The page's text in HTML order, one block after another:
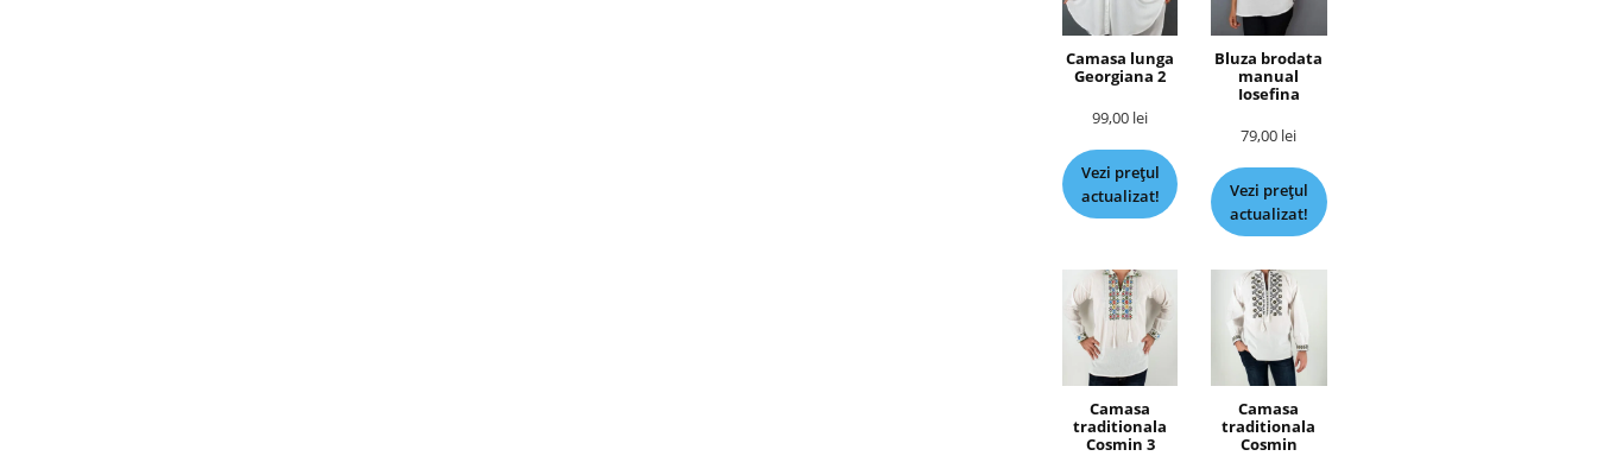
Camasa lunga
Georgiana 2
99,00 lei
Vezi prețul
actualizat!
Bluza brodata
manual
Iosefina
79,00 lei
Vezi prețul
actualizat!
Camasa
traditionala
Cosmin 3
Camasa
traditionala
Cosmin